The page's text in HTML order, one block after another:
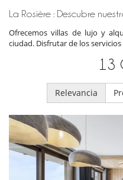
La Rosière : Descubre
Ofrecemos villas de lujo y
ciudad. Disfrutar de los
13
Relevancia